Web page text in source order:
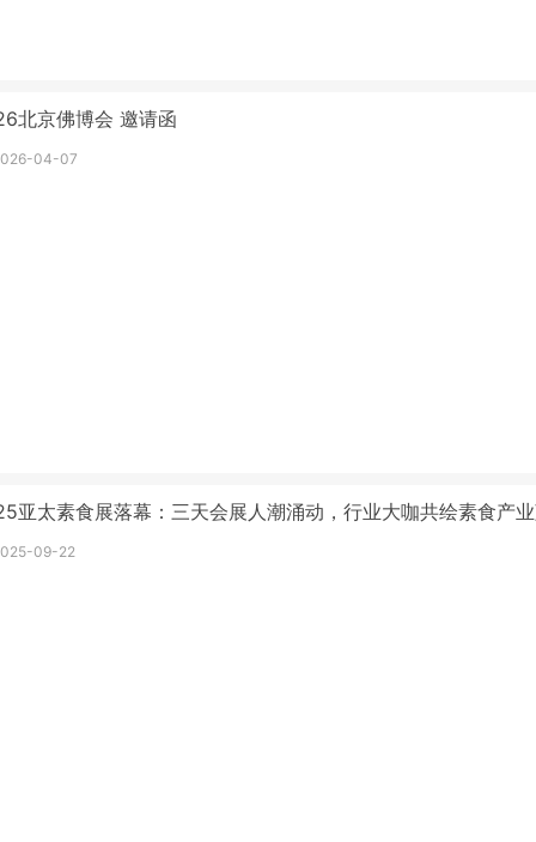
北京佛博会 邀请函
04-07
亚太素食展落幕：三天会展人潮涌动，行业大咖共绘素食产
09-22